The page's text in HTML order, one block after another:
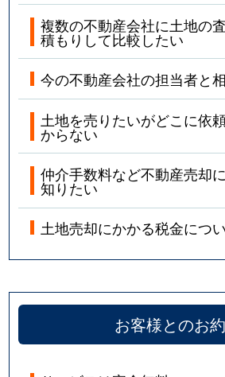
複数の不動産会社に土地の
積もりして比較したい
今の不動産会社の担当者と
土地を売りたいがどこに依
からない
仲介手数料など不動産売却
知りたい
土地売却にかかる税金につ
お客様とのお